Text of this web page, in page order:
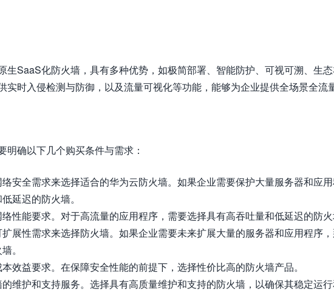
生SaaS化防火墙，具有多种优势，如极简部署、智能防护、可视可溯、生态
时入侵检测与防御，以及流量可视化等功能，能够为企业提供全场景全流
确以下几个购买条件与需求：
络安全需求来选择适合的华为云防火墙。如果企业需要保护大量服务器和应
延迟的防火墙。
络性能要求。对于高流量的应用程序，需要选择具有高吞吐量和低延迟的防火
扩展性需求来选择防火墙。如果企业需要未来扩展大量的服务器和应用程序
。
本效益要求。在保障安全性能的前提下，选择性价比高的防火墙产品。
维护和支持服务。选择具有高质量维护和支持的防火墙，以确保其稳定运